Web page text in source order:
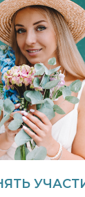
и экономика
работы и
для ванны
2 : 2
7
6
секунд